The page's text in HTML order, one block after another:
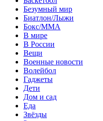
Безумный мир
Биатлон/Лыжи
Бокс/MMA
В мире
В России
Вещи
Военные новости
Волейбол
Гаджеты
Дети
Дом и сад
Еда
Звёзды